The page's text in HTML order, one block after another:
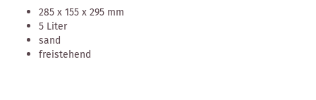
285 x 155 x 295 mm
5 Liter
sand
freistehend